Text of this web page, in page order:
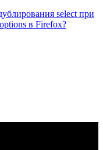
select при
в Firefox?